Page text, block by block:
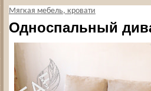
Мягкая мебель, кровати
Односпальный